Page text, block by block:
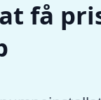
få